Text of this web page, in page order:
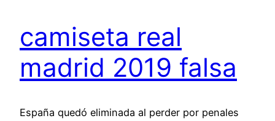
camiseta real
madrid 2019 falsa
España quedó eliminada al perder por penales